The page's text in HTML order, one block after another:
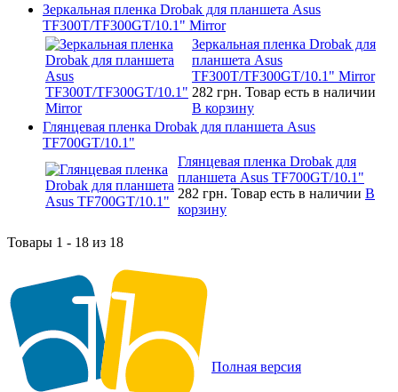
Зеркальная пленка Drobak для планшета Asus
TF300T/TF300GT/10.1" Mirror
Зеркальная пленка Drobak для
планшета Asus
TF300T/TF300GT/10.1" Mirror
282 грн. Товар есть в наличии
В корзину
Глянцевая пленка Drobak для планшета Asus
TF700GT/10.1"
Глянцевая пленка Drobak для
планшета Asus TF700GT/10.1"
282 грн. Товар есть в наличии В
корзину
Товары 1 - 18 из 18
Полная версия